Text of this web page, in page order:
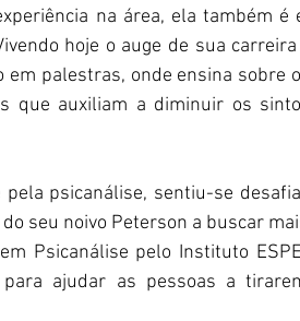
na área, ela também é
hoje o auge de sua
palestras, onde ensina sobre
que auxiliam a diminuir os
psicanálise, sentiu-se
seu noivo Peterson a buscar
Psicanálise pelo Instituto
ajudar as pessoas a